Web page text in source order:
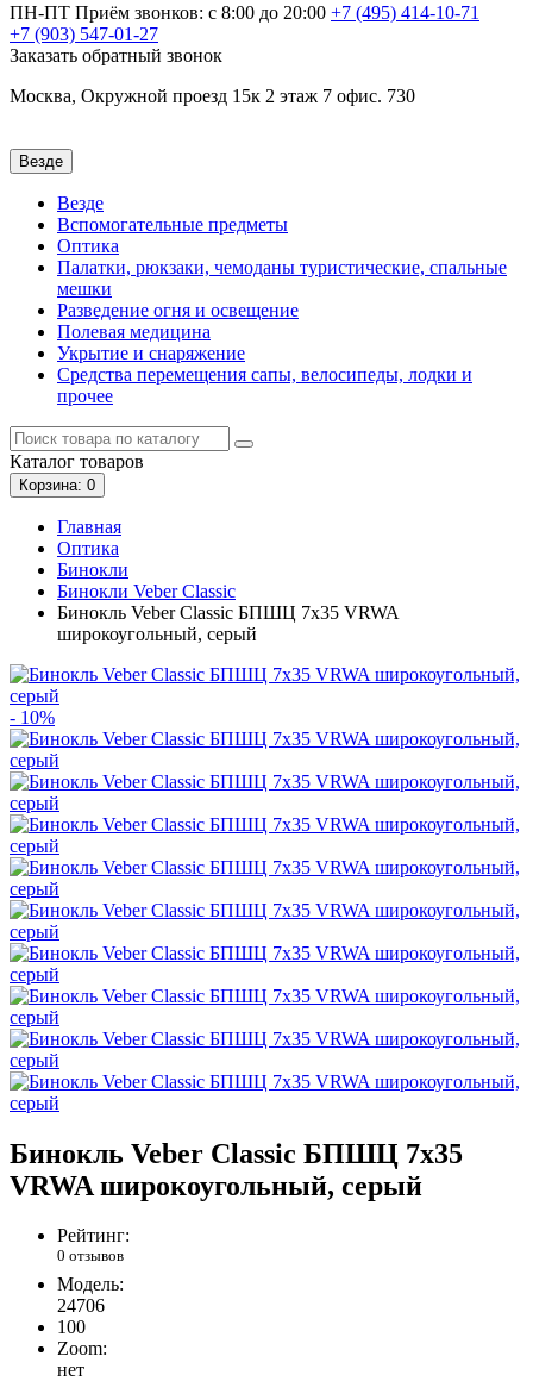
ПН-ПТ Приём звонков: с 8:00 до 20:00 +7 (495) 414-10-71
+7 (903) 547-01-27
Заказать обратный звонок
Москва, Окружной проезд 15к 2 этаж 7 офис. 730
Везде
Везде
Вспомогательные предметы
Оптика
Палатки, рюкзаки, чемоданы туристические, спальные
мешки
Разведение огня и освещение
Полевая медицина
Укрытие и снаряжение
Средства перемещения сапы, велосипеды, лодки и
прочее
Каталог товаров
Корзина: 0
Главная
Оптика
Бинокли
Бинокли Veber Classic
Бинокль Veber Classic БПШЦ 7x35 VRWA
широкоугольный, серый
- 10%
Бинокль Veber Classic БПШЦ 7x35
VRWA широкоугольный, серый
Рейтинг:
0 отзывов
Модель:
24706
100
Zoom:
нет